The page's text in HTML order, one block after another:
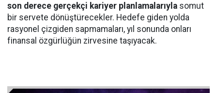
son derece gerçekçi kariyer planlamalarıyla somut
bir servete dönüştürecekler. Hedefe giden yolda
rasyonel çizgiden sapmamaları, yıl sonunda onları
finansal özgürlüğün zirvesine taşıyacak.